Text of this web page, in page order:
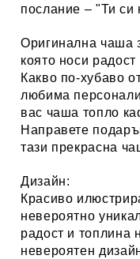
послание – "Ти си
Оригинална чаша
която носи
Какво по-хубаво
любима
вас чаша топло
Направете
тази прекрасна
Дизайн:
Красиво
невероятно
радост и топлина
невероятен